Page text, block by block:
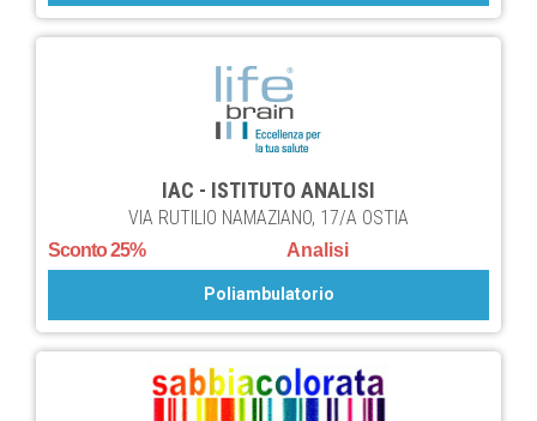
IAC - ISTITUTO ANALISI
VIA RUTILIO NAMAZIANO, 17/A OSTIA
Sconto 25% Analisi
Poliambulatorio